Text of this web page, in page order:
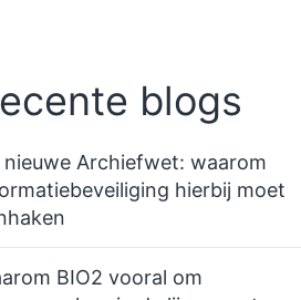
blogs
nieuwe Archiefwet: waarom
hierbij moet
BIO2 vooral om